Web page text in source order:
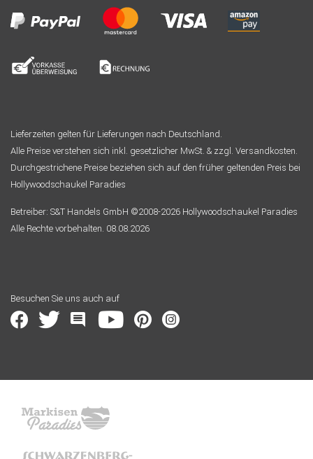
Lieferzeiten gelten für Lieferungen nach Deutschland.
Alle Preise verstehen sich inkl. gesetzlicher MwSt. & zzgl. Versandkosten.
Durchgestrichene Preise beziehen sich auf den früher geltenden Preis bei
Hollywoodschaukel Paradies
Betreiber: S&T Handels GmbH ©2008-2026 Hollywoodschaukel Paradies
Alle Rechte vorbehalten. 08.08.2026
Besuchen Sie uns auch auf